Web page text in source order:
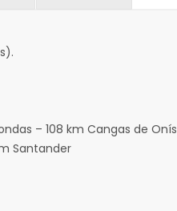
– 108 km Cangas de Onís
Santander